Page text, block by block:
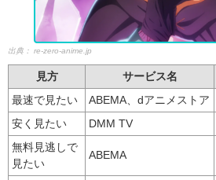
出典： re-zero-anime.jp
見方 サービス名
最速で見たい
ABEMA、dアニメストア
安く見たい
DMM TV
無料見逃しで
見たい
ABEMA